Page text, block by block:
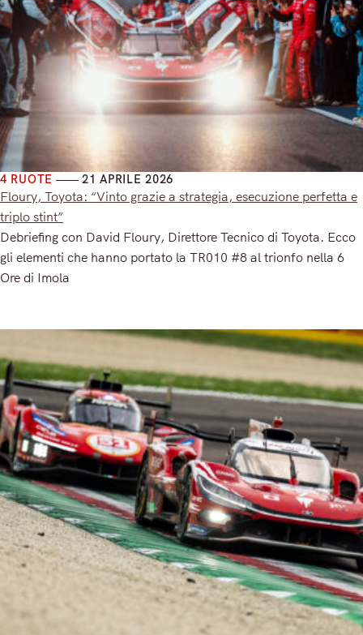
4 RUOTE 21 APRILE 2026
Floury, Toyota: “Vinto grazie a strategia, esecuzione perfetta e
triplo stint”
Debriefing con David Floury, Direttore Tecnico di Toyota. Ecco
gli elementi che hanno portato la TR010 #8 al trionfo nella 6
Ore di Imola